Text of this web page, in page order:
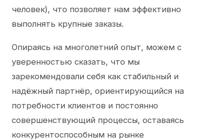
человек), что позволяет нам эффективно
выполнять крупные заказы.
Опираясь на многолетний опыт, можем с
уверенностью сказать, что мы
зарекомендовали себя как стабильный и
надёжный партнёр, ориентирующийся на
потребности клиентов и постоянно
совершенствующий процессы, оставаясь
конкурентоспособным на рынке